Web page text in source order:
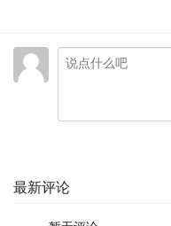
最新评论